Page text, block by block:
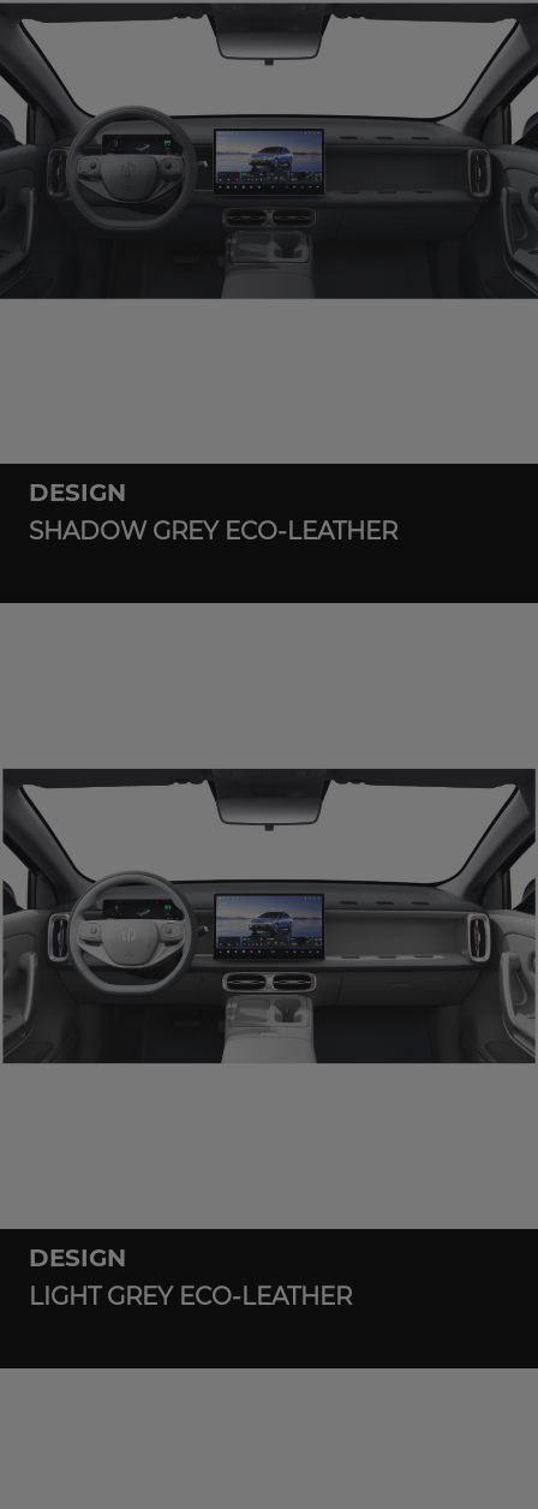
DESIGN
SHADOW GREY ECO-LEATHER
DESIGN
LIGHT GREY ECO-LEATHER